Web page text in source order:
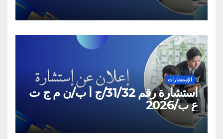
الإستشارات
استشارة رقم 31/32/ج أ ب/ن م ج ت
ع ب/2026